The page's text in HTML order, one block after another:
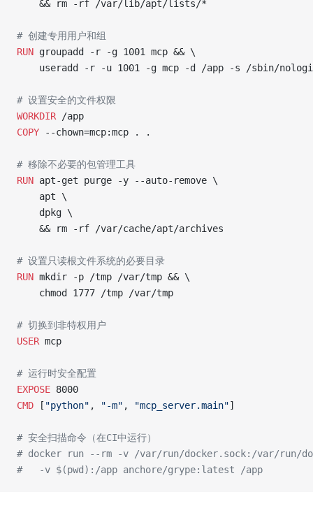
    && rm -rf /var/lib/apt/lists/*
# 创建专用用户和组
RUN groupadd -r -g 1001 mcp && \
useradd -r -u 1001 -g mcp -d /app -s /sbin/
# 设置安全的文件权限
WORKDIR /app
COPY --chown=mcp:mcp . .
# 移除不必要的包管理工具
RUN apt-get purge -y --auto-remove \
    apt \
    dpkg \
    && rm -rf /var/cache/apt/archives
# 设置只读根文件系统的必要目录
RUN mkdir -p /tmp /var/tmp && \
    chmod 1777 /tmp /var/tmp
# 切换到非特权用户
USER mcp
# 运行时安全配置
EXPOSE 8000
CMD [ "python" , "-m" , "mcp_server.main"]
# 安全扫描命令（在CI中运行）
# docker run --rm -v /var/run/docker.sock:/var/run/
#   -v $(pwd):/app anchore/grype:latest /app